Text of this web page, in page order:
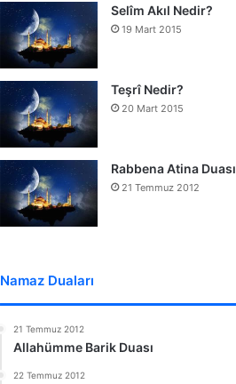
Selîm Akıl Nedir?
19 Mart 2015
Teşrî Nedir?
20 Mart 2015
Rabbena Atina Duası
21 Temmuz 2012
Namaz Duaları
21 Temmuz 2012
Allahümme Barik Duası
22 Temmuz 2012